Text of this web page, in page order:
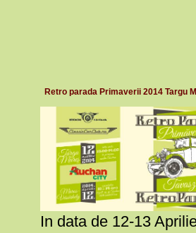
Retro parada Primaverii 2014 Targu
In data de 12-13